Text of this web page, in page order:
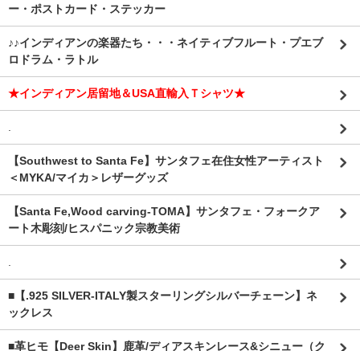
ー・ポストカード・ステッカー
♪♪インディアンの楽器たち・・・ネイティブフルート・プエブ
ロドラム・ラトル
★インディアン居留地＆USA直輸入Ｔシャツ★
.
【Southwest to Santa Fe】サンタフェ在住女性アーティスト
＜MYKA/マイカ＞レザーグッズ
【Santa Fe,Wood carving-TOMA】サンタフェ・フォークア
ート木彫刻/ヒスパニック宗教美術
.
■【.925 SILVER-ITALY製スターリングシルバーチェーン】ネ
ックレス
■革ヒモ【Deer Skin】鹿革/ディアスキンレース&シニュー（ク